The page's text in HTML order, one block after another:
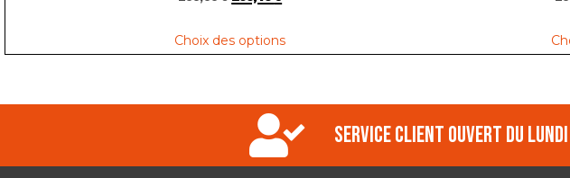
Choix des options
Service client ouvert du lundi